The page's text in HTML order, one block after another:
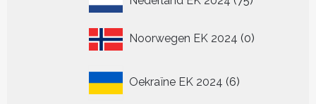
Noorwegen EK 2024 00
Oekraïne EK 2024 6
producten